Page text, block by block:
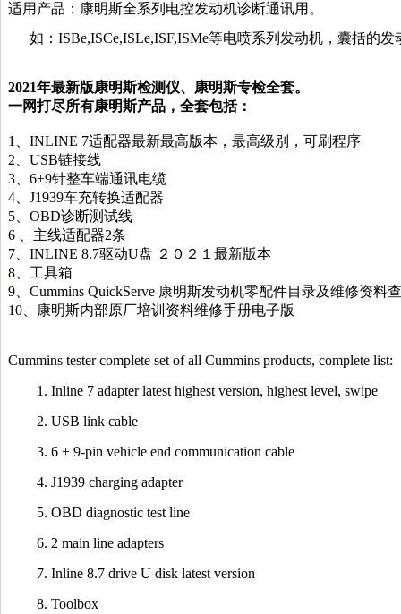
适用产品：康明斯全系列电控发动机诊断通讯用。
如：ISBe,ISCe,ISLe,ISF,ISMe等电喷系列发动机，囊括的
2021年最新版康明斯检测仪、康明斯专检全套。
一网打尽所有康明斯产品，全套包括：
1、INLINE 7适配器最新最高版本，最高级别，可刷程序
2、USB链接线
3、6+9针整车端通讯电缆
4、J1939车充转换适配器
5、OBD诊断测试线
6 、主线适配器2条
7、INLINE 8.7驱动U盘 ２０２１最新版本
8、工具箱
9、Cummins QuickServe 康明斯发动机零配件目录及维修资料
10、康明斯内部原厂培训资料维修手册电子版
Cummins tester complete set of all Cummins products, complete list:
1. Inline 7 adapter latest highest version, highest level, swipe
2. USB link cable
3. 6 + 9-pin vehicle end communication cable
4. J1939 charging adapter
5. OBD diagnostic test line
6. 2 main line adapters
7. Inline 8.7 drive U disk latest version
8. Toolbox